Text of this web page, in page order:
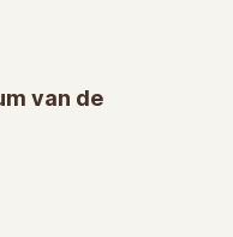
van de